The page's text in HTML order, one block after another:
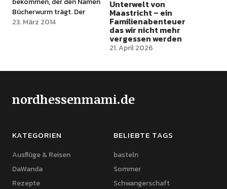
Bücherwurm trägt. Der
Bücherwurm ist für Kinder
Liebe zu Büchern zu
fördern. Das "Spiel"…
23. März 2014
Unterwelt von
Maastricht – ein
Familienabenteuer
das wir nicht mehr
vergessen werden
21. April 2026
nordhessenmami.de
KATEGORIEN
Ausflüge & Reisen
DaWanda
Rezepte
BELIEBTE TAGS
basteln
Sommer
Schwangerschaft